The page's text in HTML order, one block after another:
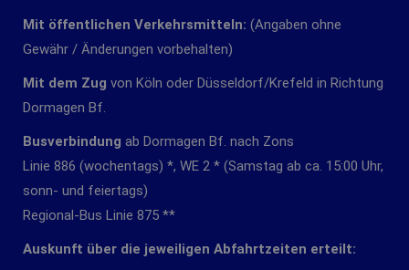
Mit öffentlichen Verkehrsmitteln: (Angaben ohne
Gewähr / Änderungen vorbehalten)
Mit dem Zug von Köln oder Düsseldorf/Krefeld in Richtung
Dormagen Bf.
Busverbindung ab Dormagen Bf. nach Zons
Linie 886 (wochentags) *, WE 2 * (Samstag ab ca. 15:00 Uhr,
sonn- und feiertags)
Regional-Bus Linie 875 **
Auskunft über die jeweiligen Abfahrtzeiten erteilt: